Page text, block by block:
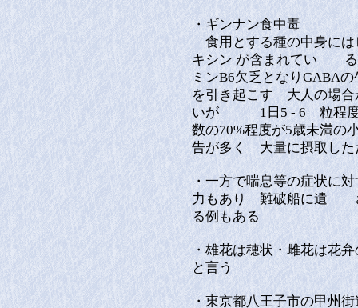
・ギンナン食中毒
食用とする種の中身には
キシン が含まれてい る
ミンB6欠乏となり
を引き起こす 大人の場合
いが 1日5 - 6 粒程度で
数の70%程度が5歳未満
告が多く 大量に摂取した
・一方で喘息等の症状に
力もあり 難破船に遺 さ
る例もある
・雄花は穂状・雌花は花
と言う
・東京都八王子市の甲州